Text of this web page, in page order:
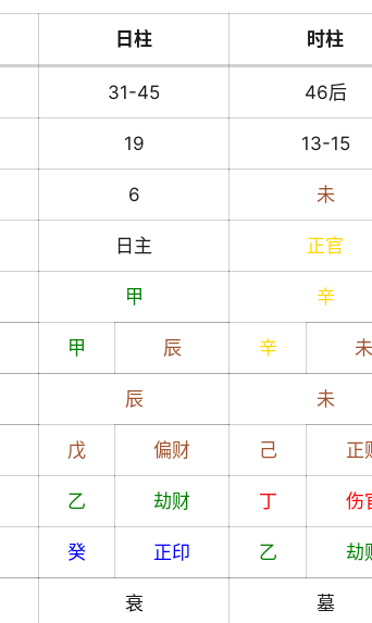
日柱 时柱
31-45 46后
19 13-15
6 未
日主 正官
甲 辛
甲 辰 辛 未
辰 未
戊 偏财 己 正
乙 劫财 丁 伤
癸 正印 乙 劫
衰 墓